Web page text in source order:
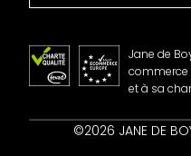
Contact
Jane de
commerce
et à sa
©2026 JANE DE